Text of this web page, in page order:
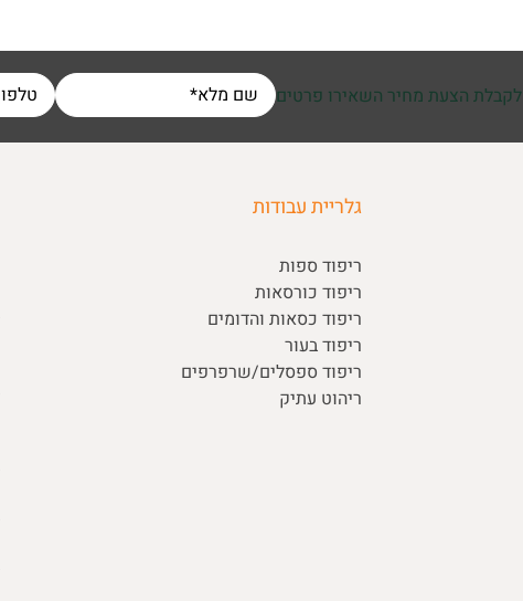
לקבלת הצעת מחיר השאירו פרטים
גלריית עבודות
ריפוד ספות
ריפוד כורסאות
ריפוד כסאות והדומים
ריפוד בעור
ריפוד ספסלים/שרפרפים
ריהוט עתיק